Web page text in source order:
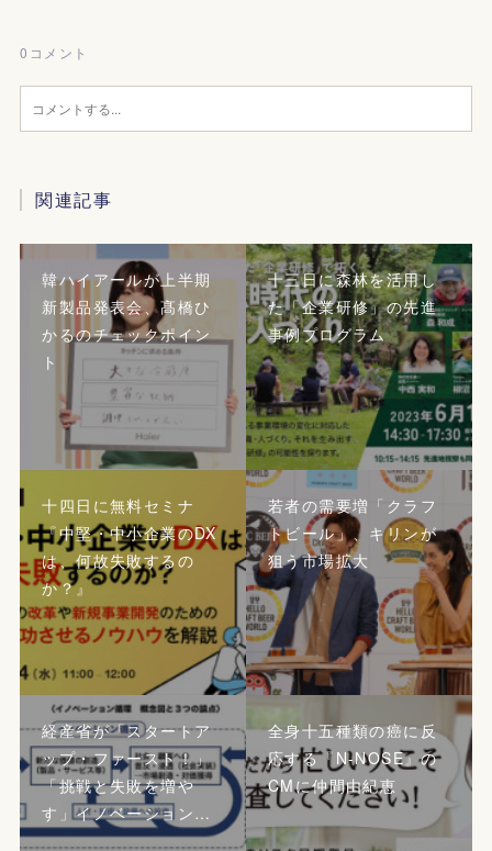
0 コメント
関連記事
韓ハイアールが上半期
新製品発表会、髙橋ひ
かるのチェックポイン
ト
十三日に森林を活用し
た「企業研修」の先進
事例プログラム
十四日に無料セミナ
『中堅・中小企業のDX
は、何故失敗するの
か？』
若者の需要増「クラフ
トビール」、キリンが
狙う市場拡大
経産省が「スタートア
ップ・ファースト！」
「挑戦と失敗を増や
す」イノベーション…
全身十五種類の癌に反
応する『N-NOSE』の
CMに仲間由紀恵